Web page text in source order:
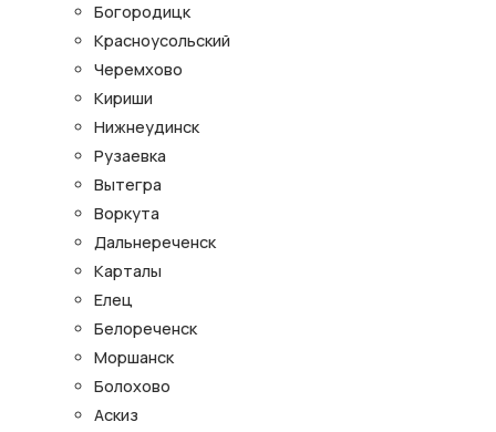
Богородицк
Красноусольский
Черемхово
Кириши
Нижнеудинск
Рузаевка
Вытегра
Воркута
Дальнереченск
Карталы
Елец
Белореченск
Моршанск
Болохово
Аскиз